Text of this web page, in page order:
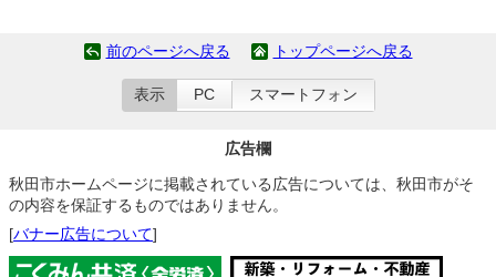
前のページへ戻る トップページへ戻る
表示 PC スマートフォン
広告欄
秋田市ホームページに掲載されている広告については、秋田市がそ
の内容を保証するものではありません。
[バナー広告について]